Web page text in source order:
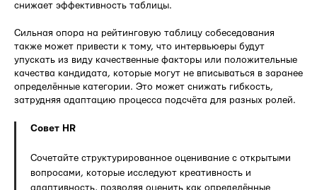
снижает эффективность таблицы.
Сильная опора на рейтинговую таблицу собеседования
также может привести к тому, что интервьюеры будут
упускать из виду качественные факторы или положительные
качества кандидата, которые могут не вписываться в заранее
определённые категории. Это может снижать гибкость,
затрудняя адаптацию процесса подсчёта для разных ролей.
Совет HR
Сочетайте структурированное оценивание с открытыми
вопросами, которые исследуют креативность и
адаптивность, позволяя оценить как определённые